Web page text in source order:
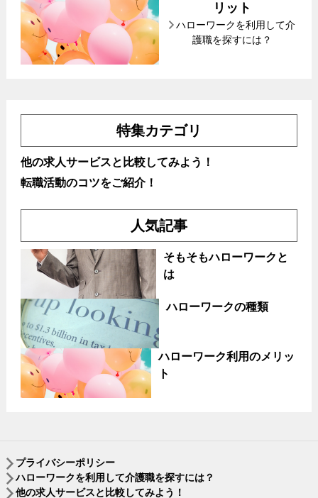
リット
ハローワークを利用して介
護職を探すには？
特集カテゴリ
他の求人サービスと比較してみよう！
転職活動のコツをご紹介！
人気記事
そもそもハローワークと
は
ハローワークの種類
ハローワーク利用のメリッ
ト
プライバシーポリシー
ハローワークを利用して介護職を探すには？
他の求人サービスと比較してみよう！